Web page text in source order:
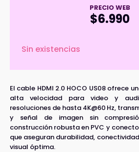
PRECIO WEB
$6.990
Sin existencias
El cable HDMI 2.0 HOCO US08 ofrece
alta velocidad para video y
resoluciones de hasta 4K@60 Hz,
y señal de imagen sin
construcción robusta en PVC y
que aseguran durabilidad,
visual óptima.